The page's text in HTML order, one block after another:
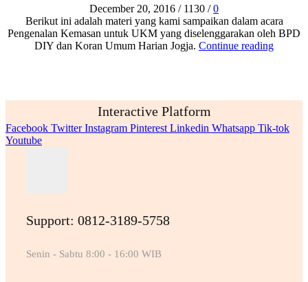
December 20, 2016 / 1130 / 0
Berikut ini adalah materi yang kami sampaikan dalam acara
Pengenalan Kemasan untuk UKM yang diselenggarakan oleh BPD
DIY dan Koran Umum Harian Jogja. Continue reading
Interactive Platform
Facebook Twitter Instagram Pinterest Linkedin Whatsapp Tik-tok
Youtube
Support: 0812-3189-5758
Senin - Sabtu 8:00 - 16:00 WIB